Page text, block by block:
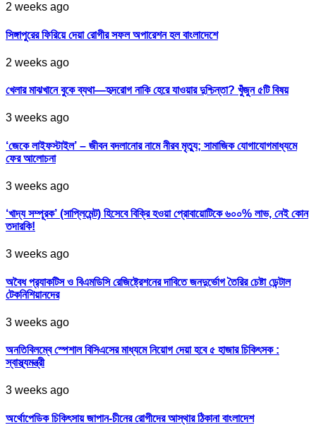
2 weeks ago
সিঙ্গাপুরের ফিরিয়ে দেয়া রোগীর সফল অপারেশন হল বাংলাদেশে
2 weeks ago
খেলার মাঝখানে বুকে ব্যথা—হৃদরোগ নাকি হেরে যাওয়ার দুশ্চিন্তা? খুঁজুন ৫টি বিষয়
3 weeks ago
‘জেকে লাইফস্টাইল’ – জীবন বদলানোর নামে নীরব মৃত্যু; সামাজিক যোগাযোগমাধ্যমে
ফের আলোচনা
3 weeks ago
‘খাদ্য সম্পূরক’ (সাপ্লিমেন্ট) হিসেবে বিক্রি হওয়া প্রোবায়োটিকে ৬০০% লাভ, নেই কোন
তদারকি!
3 weeks ago
অবৈধ প্র‍্যাকটিস ও বিএমডিসি রেজিষ্ট্রেশনের দাবিতে জনদুর্ভোগ তৈরির চেষ্টা ডেন্টাল
টেকনিশিয়ানদের
3 weeks ago
অনতিবিলম্বে স্পেশাল বিসিএসের মাধ্যমে নিয়োগ দেয়া হবে ৫ হাজার চিকিৎসক :
স্বাস্থ্যমন্ত্রী
3 weeks ago
অর্থোপেডিক চিকিৎসায় জাপান-চীনের রোগীদের আস্থার ঠিকানা বাংলাদেশ